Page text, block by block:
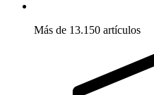
Más de 13.150 artículos